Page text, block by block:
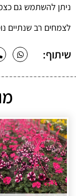
ניתן להשתמש גם
לצמחים רב שנתיים
שיתוף: